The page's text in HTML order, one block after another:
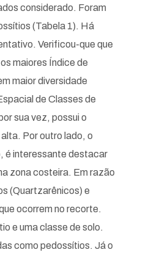
considerado. Foram
(Tabela 1). Há
Verificou-que que
maiores Índice de
maior diversidade
de Classes de
sua vez, possui o
Por outro lado, o
é interessante destacar
zona costeira. Em razão
(Quartzarênicos) e
ocorrem no recorte.
e uma classe de solo.
como pedossítios. Já o